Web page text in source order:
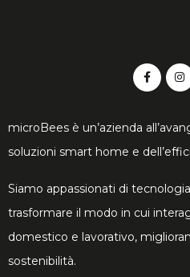
microBees è un’azienda
soluzioni smart home e
Siamo appassionati di
trasformare il modo in cui
domestico e lavorativo,
sostenibilità.